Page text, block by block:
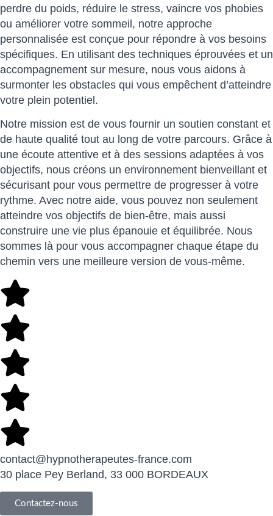
perdre du poids, réduire le stress, vaincre vos phobies
ou améliorer votre sommeil, notre approche
personnalisée est conçue pour répondre à vos besoins
spécifiques. En utilisant des techniques éprouvées et un
accompagnement sur mesure, nous vous aidons à
surmonter les obstacles qui vous empêchent d’atteindre
votre plein potentiel.
Notre mission est de vous fournir un soutien constant et
de haute qualité tout au long de votre parcours. Grâce à
une écoute attentive et à des sessions adaptées à vos
objectifs, nous créons un environnement bienveillant et
sécurisant pour vous permettre de progresser à votre
rythme. Avec notre aide, vous pouvez non seulement
atteindre vos objectifs de bien-être, mais aussi
construire une vie plus épanouie et équilibrée. Nous
sommes là pour vous accompagner chaque étape du
chemin vers une meilleure version de vous-même.
contact@hypnotherapeutes-france.com
30 place Pey Berland, 33 000 BORDEAUX
Contactez-nous